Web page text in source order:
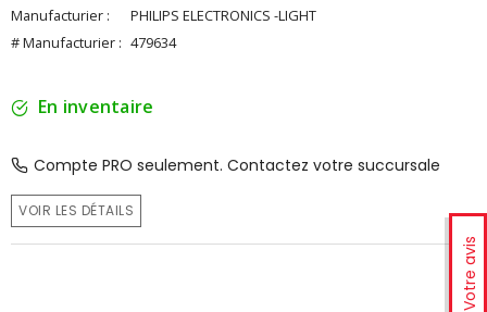
Votre avis
Manufacturier :
PHILIPS ELECTRONICS -LIGHT
# Manufacturier : 479634
En inventaire
Compte PRO seulement. Contactez votre succursale
VOIR LES DÉTAILS